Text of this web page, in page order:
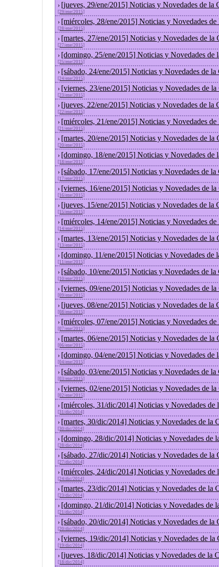
› [jueves, 29/ene/2015] Noticias y Novedades de la
[29/ene/2015]
› [miércoles, 28/ene/2015] Noticias y Novedades
[28/ene/2015]
› [martes, 27/ene/2015] Noticias y Novedades de la
[27/ene/2015]
› [domingo, 25/ene/2015] Noticias y Novedades de
[25/ene/2015]
› [sábado, 24/ene/2015] Noticias y Novedades de la
[24/ene/2015]
› [viernes, 23/ene/2015] Noticias y Novedades de
[23/ene/2015]
› [jueves, 22/ene/2015] Noticias y Novedades de la
[22/ene/2015]
› [miércoles, 21/ene/2015] Noticias y Novedades
[21/ene/2015]
› [martes, 20/ene/2015] Noticias y Novedades de la
[20/ene/2015]
› [domingo, 18/ene/2015] Noticias y Novedades de
[18/ene/2015]
› [sábado, 17/ene/2015] Noticias y Novedades de la
[17/ene/2015]
› [viernes, 16/ene/2015] Noticias y Novedades de
[16/ene/2015]
› [jueves, 15/ene/2015] Noticias y Novedades de la
[15/ene/2015]
› [miércoles, 14/ene/2015] Noticias y Novedades
[14/ene/2015]
› [martes, 13/ene/2015] Noticias y Novedades de la
[13/ene/2015]
› [domingo, 11/ene/2015] Noticias y Novedades de
[11/ene/2015]
› [sábado, 10/ene/2015] Noticias y Novedades de la
[10/ene/2015]
› [viernes, 09/ene/2015] Noticias y Novedades de
[09/ene/2015]
› [jueves, 08/ene/2015] Noticias y Novedades de la
[08/ene/2015]
› [miércoles, 07/ene/2015] Noticias y Novedades
[07/ene/2015]
› [martes, 06/ene/2015] Noticias y Novedades de la
[06/ene/2015]
› [domingo, 04/ene/2015] Noticias y Novedades de
[04/ene/2015]
› [sábado, 03/ene/2015] Noticias y Novedades de la
[03/ene/2015]
› [viernes, 02/ene/2015] Noticias y Novedades de
[02/ene/2015]
› [miércoles, 31/dic/2014] Noticias y Novedades de
[31/dic/2014]
› [martes, 30/dic/2014] Noticias y Novedades de la
[30/dic/2014]
› [domingo, 28/dic/2014] Noticias y Novedades de
[28/dic/2014]
› [sábado, 27/dic/2014] Noticias y Novedades de la
[27/dic/2014]
› [miércoles, 24/dic/2014] Noticias y Novedades de
[24/dic/2014]
› [martes, 23/dic/2014] Noticias y Novedades de la
[23/dic/2014]
› [domingo, 21/dic/2014] Noticias y Novedades de
[21/dic/2014]
› [sábado, 20/dic/2014] Noticias y Novedades de la
[20/dic/2014]
› [viernes, 19/dic/2014] Noticias y Novedades de la
[19/dic/2014]
› [jueves, 18/dic/2014] Noticias y Novedades de la
[18/dic/2014]